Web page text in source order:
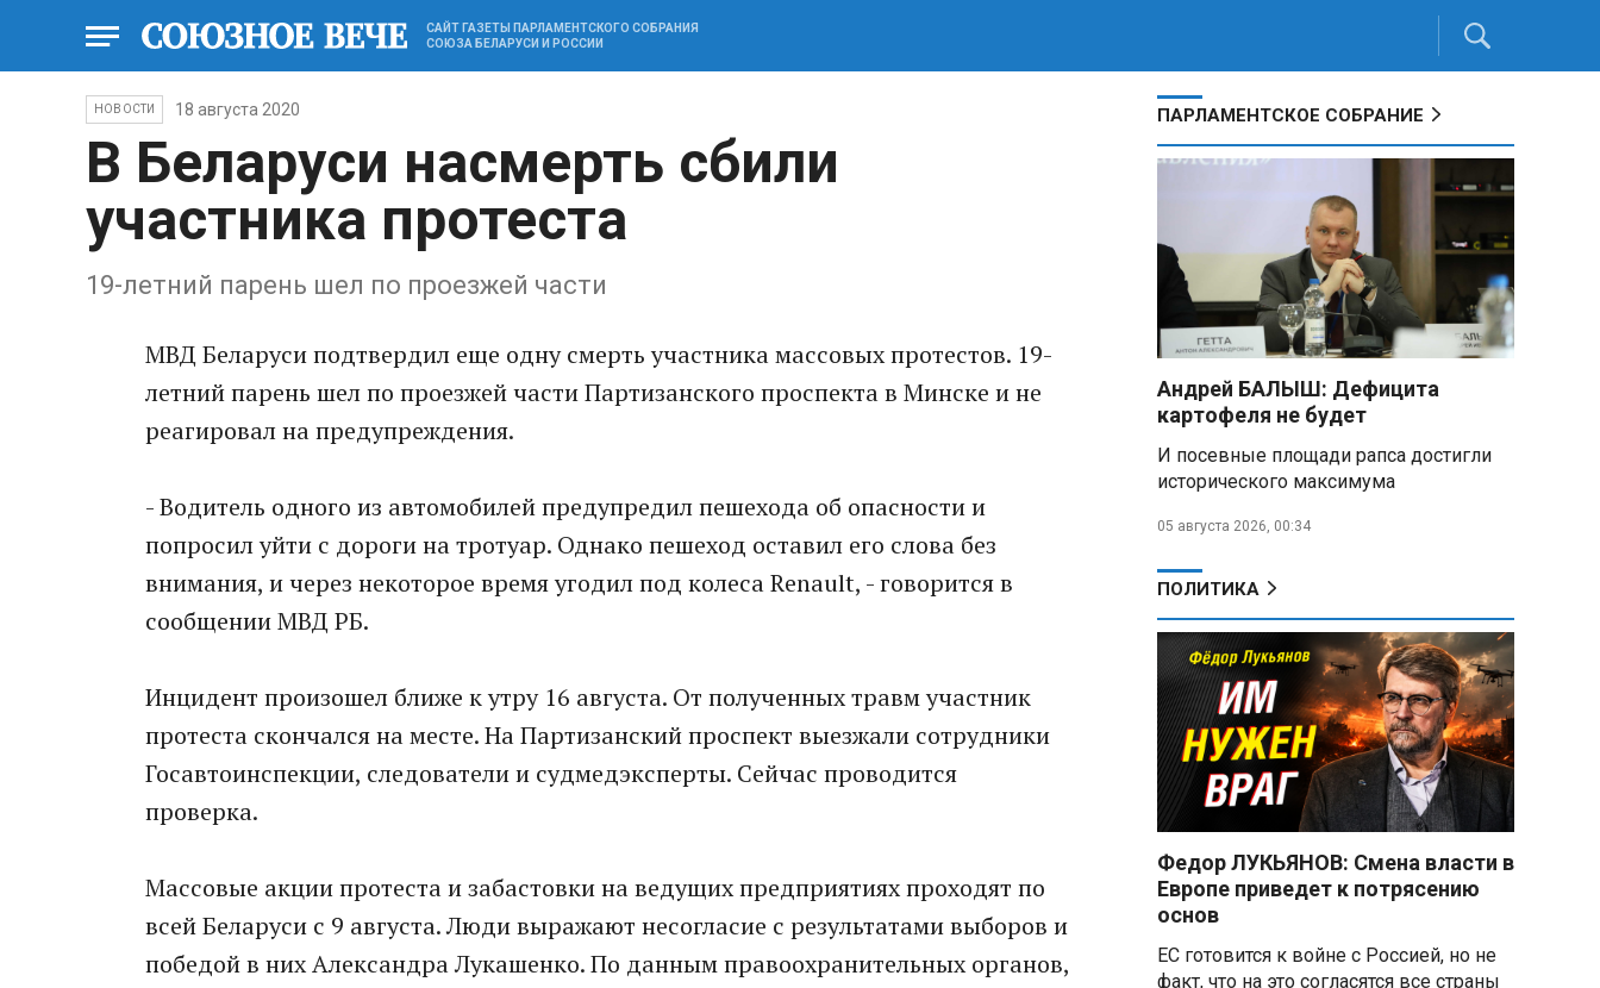
САЙТ ГАЗЕТЫ ПАРЛАМЕНТСКОГО СОБРАНИЯ
СОЮЗА БЕЛАРУСИ И РОССИИ
НОВОСТИ 18 августа 2020
В Беларуси насмерть сбили
участника протеста
19-летний парень шел по проезжей части
МВД Беларуси подтвердил еще одну смерть участника массовых протестов. 19-
летний парень шел по проезжей части Партизанского проспекта в Минске и не
реагировал на предупреждения.
- Водитель одного из автомобилей предупредил пешехода об опасности и
попросил уйти с дороги на тротуар. Однако пешеход оставил его слова без
внимания, и через некоторое время угодил под колеса Renault, - говорится в
сообщении МВД РБ.
Инцидент произошел ближе к утру 16 августа. От полученных травм участник
протеста скончался на месте. На Партизанский проспект выезжали сотрудники
Госавтоинспекции, следователи и судмедэксперты. Сейчас проводится
проверка.
Массовые акции протеста и забастовки на ведущих предприятиях проходят по
всей Беларуси с 9 августа. Люди выражают несогласие с результатами выборов и
победой в них Александра Лукашенко. По данным правоохранительных органов,
ПАРЛАМЕНТСКОЕ СОБРАНИЕ
Андрей БАЛЫШ: Дефицита
картофеля не будет
И посевные площади рапса достигли
исторического максимума
05 августа 2026, 00:34
ПОЛИТИКА
Федор ЛУКЬЯНОВ: Смена власти в
Европе приведет к потрясению
основ
ЕС готовится к войне с Россией, но не
факт, что на это согласятся все страны